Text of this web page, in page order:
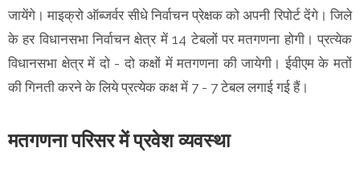
जायेंगे। माइक्रो ऑब्जर्वर सीधे निर्वाचन प्रेक्षक को अपनी रिपोर्ट देंगे। जिले
के हर विधानसभा निर्वाचन क्षेत्र में 14 टेबलों पर मतगणना होगी। प्रत्येक
विधानसभा क्षेत्र में दो - दो कक्षों में मतगणना की जायेगी। ईवीएम के मतों
की गिनती करने के लिये प्रत्येक कक्ष में 7 - 7 टेबल लगाई गई हैं।
मतगणना परिसर में प्रवेश व्यवस्था